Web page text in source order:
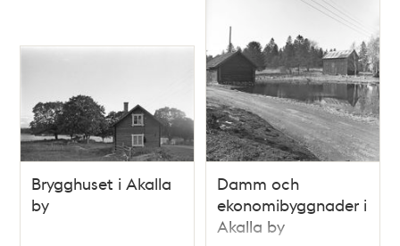
Brygghuset i Akalla
by
Damm och
ekonomibyggnader i
Akalla by